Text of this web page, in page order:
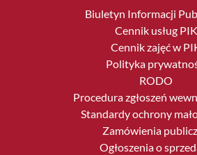
Biuletyn Informacji
Cennik usług PIK
Cennik zajęć w
Polityka
RODO
Procedura zgłoszeń
Standardy ochrony
Zamówienia
Ogłoszenia o